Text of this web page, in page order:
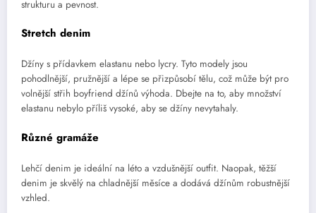
strukturu a pevnost.
Stretch denim
Džíny s přídavkem elastanu nebo lycry. Tyto modely jsou
pohodlnější, pružnější a lépe se přizpůsobí tělu, což může být pro
volnější střih boyfriend džínů výhoda. Dbejte na to, aby množství
elastanu nebylo příliš vysoké, aby se džíny nevytahaly.
Různé gramáže
Lehčí denim je ideální na léto a vzdušnější outfit. Naopak, těžší
denim je skvělý na chladnější měsíce a dodává džínům robustnější
vzhled.